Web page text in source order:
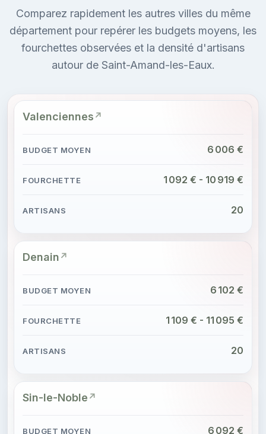
Comparez rapidement les autres villes du même
département pour repérer les budgets moyens, les
fourchettes observées et la densité d'artisans
autour de Saint-Amand-les-Eaux.
Valenciennes
6 006 €
1 092 € - 10 919 €
20
Denain
6 102 €
1 109 € - 11 095 €
20
Sin-le-Noble
6 092 €